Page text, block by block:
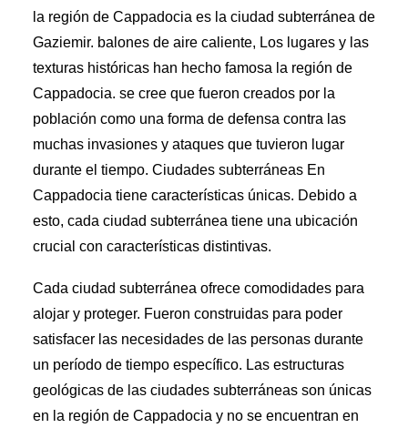
la región de Cappadocia es la ciudad subterránea de
Gaziemir. balones de aire caliente, Los lugares y las
texturas históricas han hecho famosa la región de
Cappadocia. se cree que fueron creados por la
población como una forma de defensa contra las
muchas invasiones y ataques que tuvieron lugar
durante el tiempo. Ciudades subterráneas En
Cappadocia tiene características únicas. Debido a
esto, cada ciudad subterránea tiene una ubicación
crucial con características distintivas.
Cada ciudad subterránea ofrece comodidades para
alojar y proteger. Fueron construidas para poder
satisfacer las necesidades de las personas durante
un período de tiempo específico. Las estructuras
geológicas de las ciudades subterráneas son únicas
en la región de Cappadocia y no se encuentran en